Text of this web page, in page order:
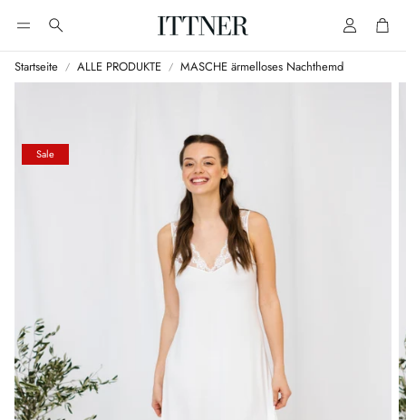
Suche AccountCart
Startseite ALLE PRODUKTE MASCHE ärmelloses Nachthemd
Sale